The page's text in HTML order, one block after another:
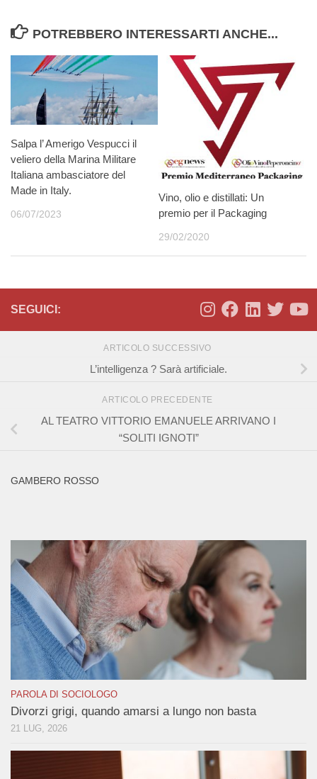
POTREBBERO INTERESSARTI ANCHE...
Salpa l’ Amerigo Vespucci il
veliero della Marina Militare
Italiana ambasciatore del
Made in Italy.
06/07/2023
Vino, olio e distillati: Un
premio per il Packaging
29/02/2020
SEGUICI:
ARTICOLO SUCCESSIVO
L’intelligenza ? Sarà artificiale.
ARTICOLO PRECEDENTE
AL TEATRO VITTORIO EMANUELE ARRIVANO I
“SOLITI IGNOTI”
GAMBERO ROSSO
PAROLA DI SOCIOLOGO
Divorzi grigi, quando amarsi a lungo non basta
21 LUG, 2026